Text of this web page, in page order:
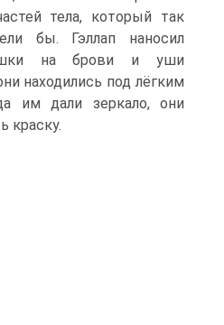
тела, который так
бы. Гэллап наносил
на брови и уши
находились под лёгким
им дали зеркало, они
краску.